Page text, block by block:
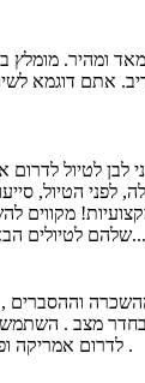
ומהיר. מומלץ
אתם דוגמא
לבן לטיול
לפני הטיול,
מקווים
שלהם לטיולים הבאים ובקרוב, לאחר הקורונה...
מצב .
לדרום אמריקה ופעם לשביל ישראל. ממליצה .